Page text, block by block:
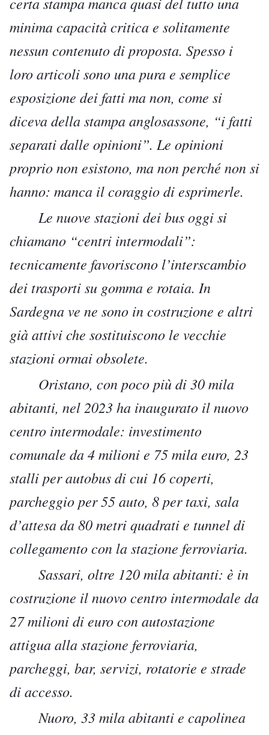
minima capacità critica e solitamente
nessun contenuto di proposta. Spesso i
loro articoli sono una pura e semplice
esposizione dei fatti ma non, come si
diceva della stampa anglosassone, “i fatti
separati dalle opinioni”. Le opinioni
proprio non esistono, ma non perché non si
hanno: manca il coraggio di esprimerle.
Le nuove stazioni dei bus oggi si
chiamano “centri intermodali”:
tecnicamente favoriscono l’interscambio
dei trasporti su gomma e rotaia. In
Sardegna ve ne sono in costruzione e altri
già attivi che sostituiscono le vecchie
stazioni ormai obsolete.
Oristano, con poco più di 30 mila
abitanti, nel 2023 ha inaugurato il nuovo
centro intermodale: investimento
comunale da 4 milioni e 75 mila euro, 23
stalli per autobus di cui 16 coperti,
parcheggio per 55 auto, 8 per taxi, sala
d’attesa da 80 metri quadrati e tunnel di
collegamento con la stazione ferroviaria.
Sassari, oltre 120 mila abitanti: è in
costruzione il nuovo centro intermodale da
27 milioni di euro con autostazione
attigua alla stazione ferroviaria,
parcheggi, bar, servizi, rotatorie e strade
di accesso.
Nuoro, 33 mila abitanti e capolinea